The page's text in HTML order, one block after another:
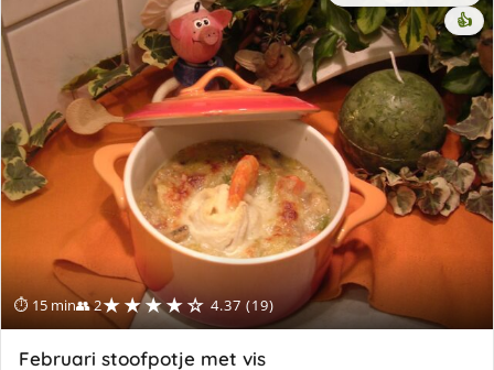
⏱ 15 min👥 2★★★★☆ 4.37 (19)
👍
Februari stoofpotje met vis